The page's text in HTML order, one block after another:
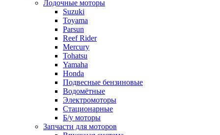
Лодочные моторы
Suzuki
Toyama
Parsun
Reef Rider
Mercury
Tohatsu
Yamaha
Honda
Подвесные бензиновые
Водомётные
Электромоторы
Стационарные
Б/у моторы
Запчасти для моторов